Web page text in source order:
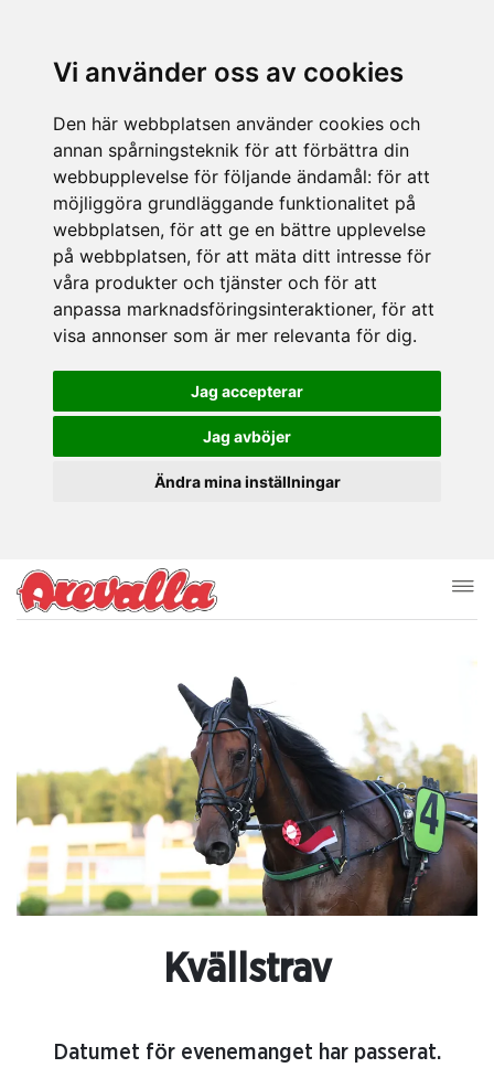
Vi använder oss av cookies
Den här webbplatsen använder cookies och
annan spårningsteknik för att förbättra din
webbupplevelse för följande ändamål: för att
möjliggöra grundläggande funktionalitet på
webbplatsen, för att ge en bättre upplevelse
på webbplatsen, för att mäta ditt intresse för
våra produkter och tjänster och för att
anpassa marknadsföringsinteraktioner, för att
visa annonser som är mer relevanta för dig.
Jag accepterar
Jag avböjer
Ändra mina inställningar
Kvällstrav
Datumet för evenemanget har passerat.